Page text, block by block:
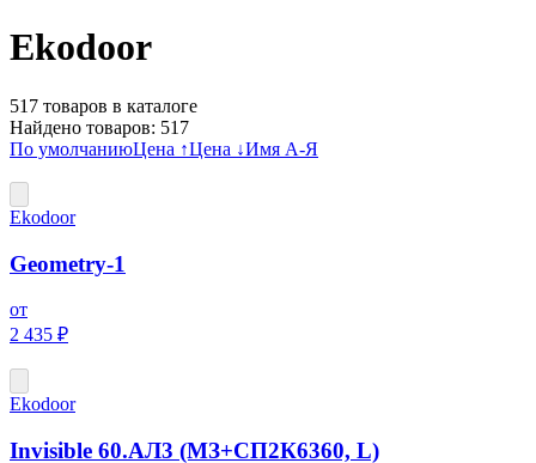
Ekodoor
517 товаров в каталоге
Найдено товаров: 517
По умолчаниюЦена ↑Цена ↓Имя А-Я
Ekodoor
Geometry-1
от
2 435 ₽
Ekodoor
Invisible 60.АЛ3 (МЗ+СП2К6360, L)